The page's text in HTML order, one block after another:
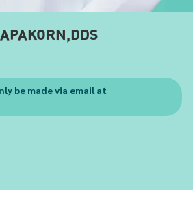
be made via email at